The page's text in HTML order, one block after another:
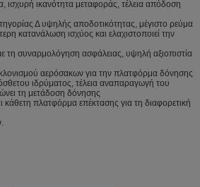
ισχυρή ικανότητα μεταφοράς, τέλεια απόδοση
Δ υψηλής αποδοτικότητας, μέγιστο ρεύμα
κατανάλωση ισχύος και ελαχιστοποιεί την
τη συναρμολόγηση ασφάλειας, υψηλή αξιοπιστία
αερόσακων για την πλατφόρμα δόνησης
ιδρύματος, τέλεια αναπαραγωγή του
τη μετάδοση δόνησης
κάθετη πλατφόρμα επέκτασης για τη διαφορετική